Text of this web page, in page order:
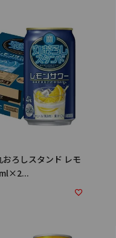
おろしスタンド レモ